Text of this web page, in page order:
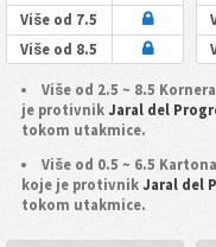
Više od 7.5
Više od 8.5
Više od 2.5 ~ 8.5
je protivnik Jaral del
tokom utakmice.
Više od 0.5 ~ 6.5
koje je protivnik Jaral del
tokom utakmice.